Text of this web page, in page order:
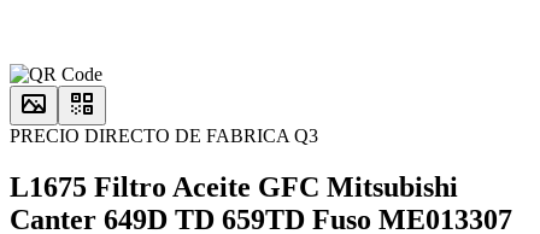
PRECIO DIRECTO DE FABRICA Q3
L1675 Filtro Aceite GFC Mitsubishi
Canter 649D TD 659TD Fuso ME013307